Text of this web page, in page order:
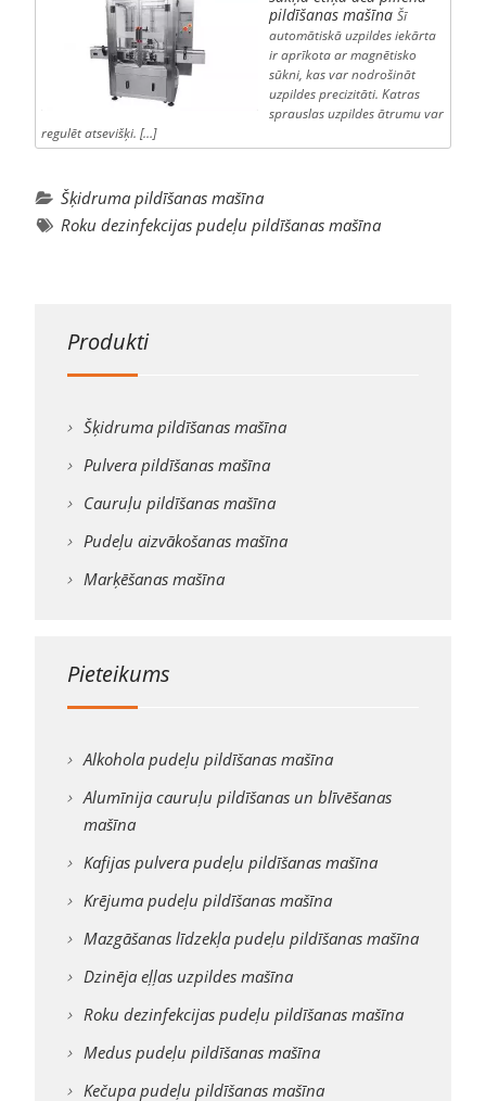
pildīšanas mašīna Šī
automātiskā uzpildes iekārta
ir aprīkota ar magnētisko
sūkni, kas var nodrošināt
uzpildes precizitāti. Katras
sprauslas uzpildes ātrumu var
regulēt atsevišķi. […]
Šķidruma pildīšanas mašīna
Roku dezinfekcijas pudeļu pildīšanas mašīna
Produkti
Šķidruma pildīšanas mašīna
Pulvera pildīšanas mašīna
Cauruļu pildīšanas mašīna
Pudeļu aizvākošanas mašīna
Marķēšanas mašīna
Pieteikums
Alkohola pudeļu pildīšanas mašīna
Alumīnija cauruļu pildīšanas un blīvēšanas
mašīna
Kafijas pulvera pudeļu pildīšanas mašīna
Krējuma pudeļu pildīšanas mašīna
Mazgāšanas līdzekļa pudeļu pildīšanas mašīna
Dzinēja eļļas uzpildes mašīna
Roku dezinfekcijas pudeļu pildīšanas mašīna
Medus pudeļu pildīšanas mašīna
Kečupa pudeļu pildīšanas mašīna